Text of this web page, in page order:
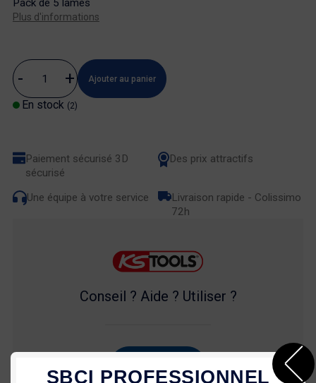
Pack de 5 lames
Plus d'informations
Ajouter au panier
En stock (2)
Paiement sécurisé 3D
sécurisé
Des prix attractifs
Une équipe à votre service
Livraison rapide - Colissimo
72h
Conseil ? Aide ? Utiliser ?
SBCI PROFESSIONNEL